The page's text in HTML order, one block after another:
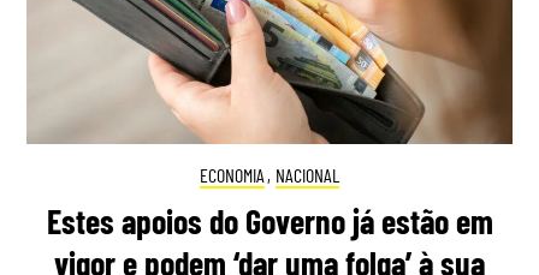
ECONOMIA , NACIONAL
Estes apoios do Governo já estão em
vigor e podem ‘dar uma folga’ à sua